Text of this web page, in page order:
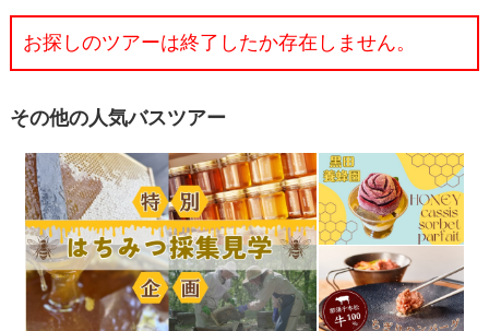
お探しのツアーは終了したか存在しません。
その他の人気バスツアー